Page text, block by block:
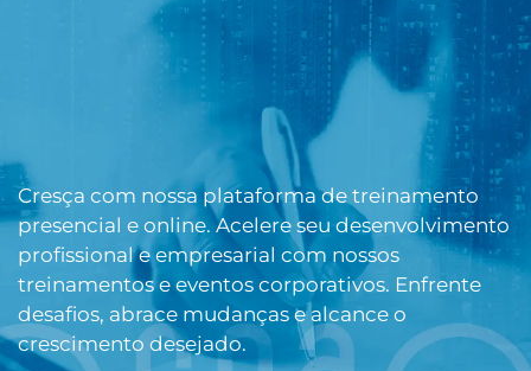
Cresça com nossa plataforma de treinamento
presencial e online. Acelere seu desenvolvimento
profissional e empresarial com nossos
treinamentos e eventos corporativos. Enfrente
desafios, abrace mudanças e alcance o
crescimento desejado.